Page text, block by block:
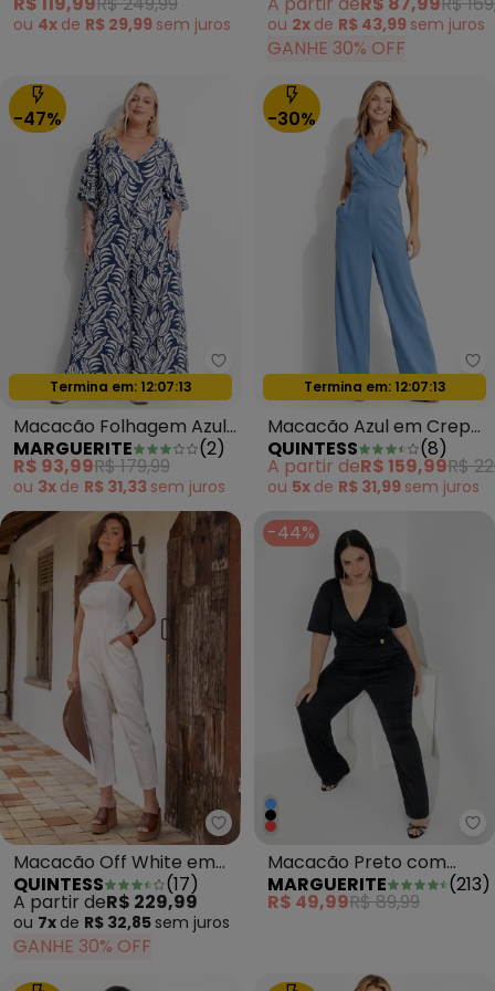
ou 4x de R$ 29,99 sem juros ou 2x de R$ 43,99 sem juros
GANHE 30% OFF
-47%
Marguerite - Macacão
Oferta relâmpago
Termina em: 12:07:11
Macacão Folhagem Azul
Pantacourt em Malha de
Viscose
MARGUERITE (2)
R$ 93,99R$ 179,99
ou 3x de R$ 31,33 sem juros
-30%
Oferta relâmpago
Termina em: 12:07:11
Macacão Azul em Crepe
Plano
QUINTESS (8)
A partir deR$ 159,99R$
ou 5x de R$ 31,99 sem juros
Quintess - Macacão Off White
Macacão Off White em
Jeans
QUINTESS (17)
A partir deR$ 229,99
ou 7x de R$ 32,85 sem juros
GANHE 30% OFF
-44%
Macacão Preto com
Botão Decorativo Plus
Size
MARGUERITE (213)
R$ 49,99R$ 89,99